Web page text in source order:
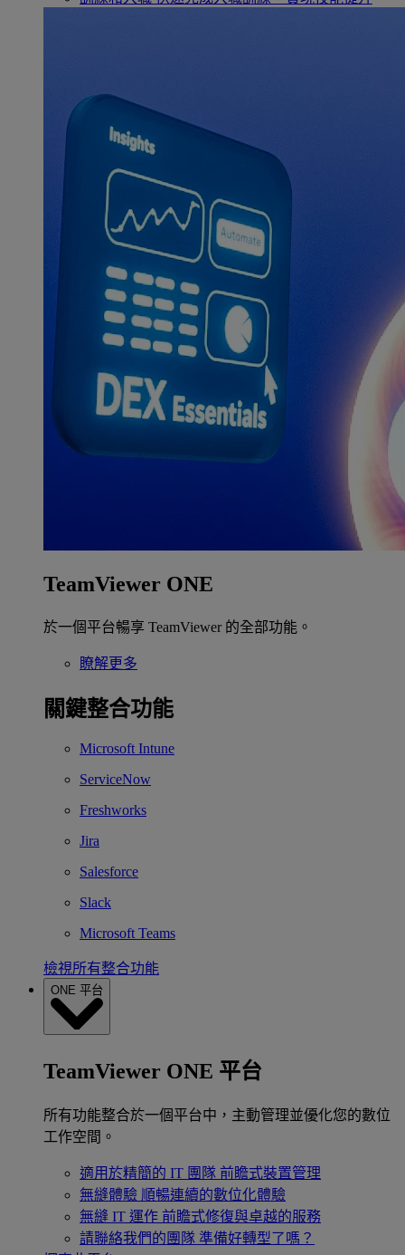
TeamViewer ONE
於一個平台暢享 TeamViewer 的全部功能。
瞭解更多
關鍵整合功能
Microsoft Intune
ServiceNow
Freshworks
Jira
Salesforce
Slack
Microsoft Teams
檢視所有整合功能
ONE 平台
TeamViewer ONE 平台
所有功能整合於一個平台中，主動管理並優化您的數位
工作空間。
適用於精簡的 IT 團隊 前瞻式裝置管理
無縫體驗 順暢連續的數位化體驗
無縫 IT 運作 前瞻式修復與卓越的服務
請聯絡我們的團隊 準備好轉型了嗎？